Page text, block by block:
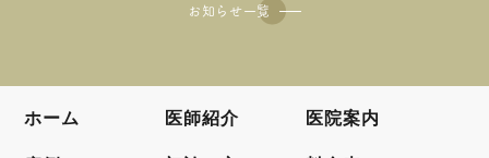
お知らせ一覧
ホーム 医師紹介 医院案内